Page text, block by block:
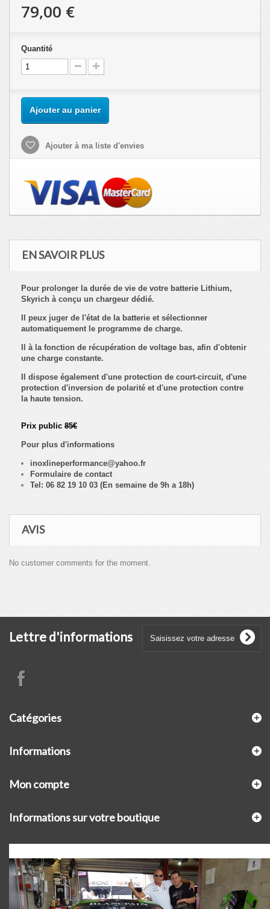
79,00 €
Quantité
Ajouter au panier
Ajouter à ma liste d'envies
EN SAVOIR PLUS
Pour prolonger la durée de vie de votre batterie Lithium,
Skyrich à conçu un chargeur dédié.
Il peux juger de l'état de la batterie et sélectionner
automatiquement le programme de charge.
Il à la fonction de récupération de voltage bas, afin d'obtenir
une charge constante.
Il dispose également d'une protection de court-circuit, d'une
protection d'inversion de polarité et d'une protection contre
la haute tension.
Prix public 85€
Pour plus d'informations
inoxlineperformance@yahoo.fr
Formulaire de contact
Tel: 06 82 19 10 03 (En semaine de 9h a 18h)
AVIS
No customer comments for the moment.
Lettre d'informations
Catégories
Informations
Mon compte
Informations sur votre boutique